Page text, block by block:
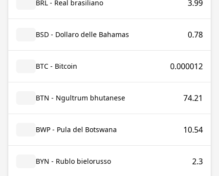
BRL - Real brasiliano 3.99
BSD - Dollaro delle Bahamas 0.78
BTC - Bitcoin 0.000012
BTN - Ngultrum bhutanese 74.21
BWP - Pula del Botswana 10.54
BYN - Rublo bielorusso 2.3